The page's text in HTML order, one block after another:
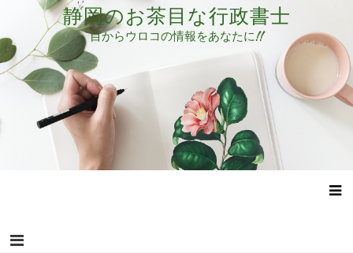
テ
ン
ツ
キ
静岡のお茶目な行政書士
目からウロコの情報をあなたに!!